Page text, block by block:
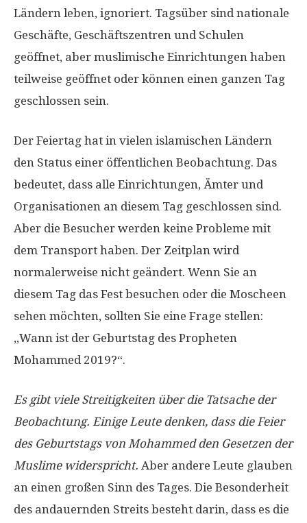
Ländern leben, ignoriert. Tagsüber sind nationale
Geschäfte, Geschäftszentren und Schulen
geöffnet, aber muslimische Einrichtungen haben
teilweise geöffnet oder können einen ganzen Tag
geschlossen sein.
Der Feiertag hat in vielen islamischen Ländern
den Status einer öffentlichen Beobachtung. Das
bedeutet, dass alle Einrichtungen, Ämter und
Organisationen an diesem Tag geschlossen sind.
Aber die Besucher werden keine Probleme mit
dem Transport haben. Der Zeitplan wird
normalerweise nicht geändert. Wenn Sie an
diesem Tag das Fest besuchen oder die Moscheen
sehen möchten, sollten Sie eine Frage stellen:
„Wann ist der Geburtstag des Propheten
Mohammed 2019?“.
Es gibt viele Streitigkeiten über die Tatsache der
Beobachtung. Einige Leute denken, dass die Feier
des Geburtstags von Mohammed den Gesetzen der
Muslime widerspricht. Aber andere Leute glauben
an einen großen Sinn des Tages. Die Besonderheit
des andauernden Streits besteht darin, dass es die